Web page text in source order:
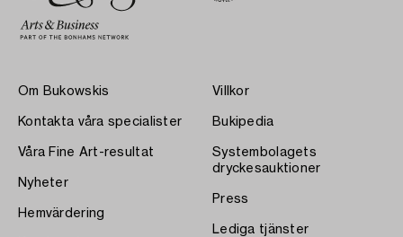
Om Bukowskis
Kontakta våra specialister
Våra Fine Art-resultat
Nyheter
Hemvärdering
Villkor
Bukipedia
Systembolagets
dryckesauktioner
Press
Lediga tjänster